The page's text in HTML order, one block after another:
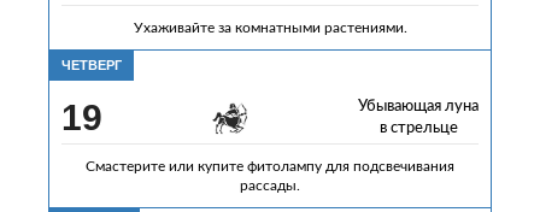
Ухаживайте за комнатными растениями.
ЧЕТВЕРГ
19
Убывающая луна
в стрельце
Смастерите или купите фитолампу для подсвечивания
рассады.